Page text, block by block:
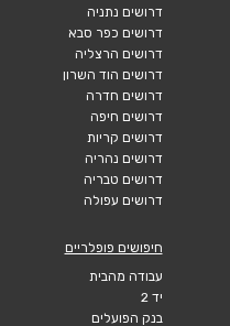
דרושים נתניה
דרושים כפר סבא
דרושים הרצליה
דרושים הוד השרון
דרושים חדרה
דרושים חיפה
דרושים קריות
דרושים נהריה
דרושים טבריה
דרושים עפולה
חיפושים פופלריים
עבודה מהבית
יד 2
בנק הפועלים